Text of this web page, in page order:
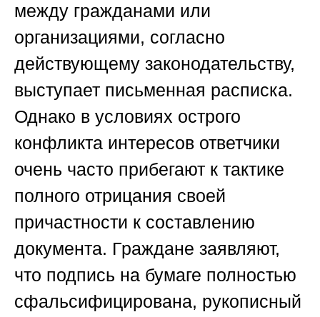
между гражданами или
организациями, согласно
действующему законодательству,
выступает письменная расписка.
Однако в условиях острого
конфликта интересов ответчики
очень часто прибегают к тактике
полного отрицания своей
причастности к составлению
документа. Граждане заявляют,
что подпись на бумаге полностью
сфальсифицирована, рукописный